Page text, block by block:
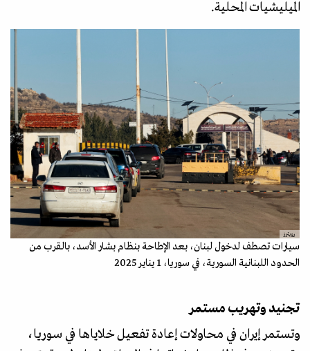
الميليشيات المحلية.
رويترز
سيارات تصطف لدخول لبنان، بعد الإطاحة بنظام بشار الأسد، بالقرب من
الحدود اللبنانية السورية، في سوريا، 1 يناير 2025
تجنيد وتهريب مستمر
وتستمر إيران في محاولات إعادة تفعيل خلاياها في سوريا،